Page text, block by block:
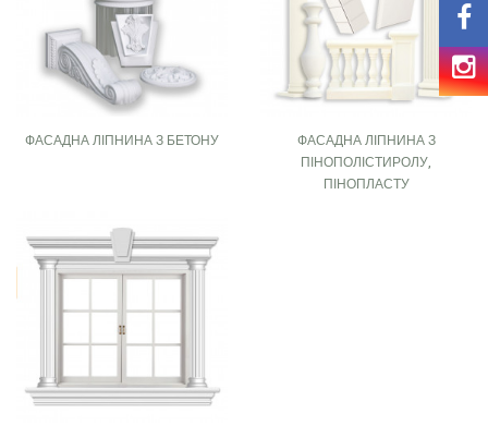
ФАСАДНА ЛІПНИНА З БЕТОНУ
ФАСАДНА ЛІПНИНА З
ПІНОПОЛІСТИРОЛУ,
ПІНОПЛАСТУ